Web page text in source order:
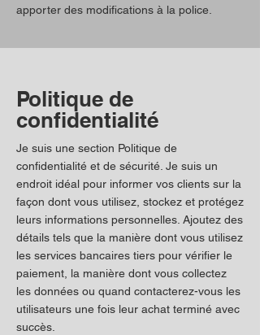
apporter des modifications à la police.
Politique de
confidentialité
Je suis une section Politique de
confidentialité et de sécurité. Je suis un
endroit idéal pour informer vos clients sur la
façon dont vous utilisez, stockez et protégez
leurs informations personnelles. Ajoutez des
détails tels que la manière dont vous utilisez
les services bancaires tiers pour vérifier le
paiement, la manière dont vous collectez
les données ou quand contacterez-vous les
utilisateurs une fois leur achat terminé avec
succès.